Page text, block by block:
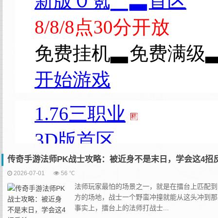
传奇手游法师PK战士攻略：被近身不是末日，学会这4招
2026-07-01 56 ℃
法师玩家最怕的场景之一，就是在擂台上匹配
方的场地，战士一个野蛮冲撞就能从这头冲到
事实上，擂台上的法师打战士...